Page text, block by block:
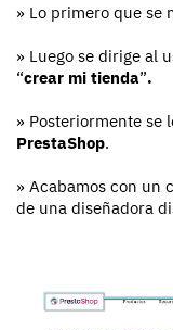
» Lo primero que se
» Luego se dirige al
“crear mi tienda”.
» Posteriormente se
PrestaShop.
» Acabamos con un
de una diseñadora